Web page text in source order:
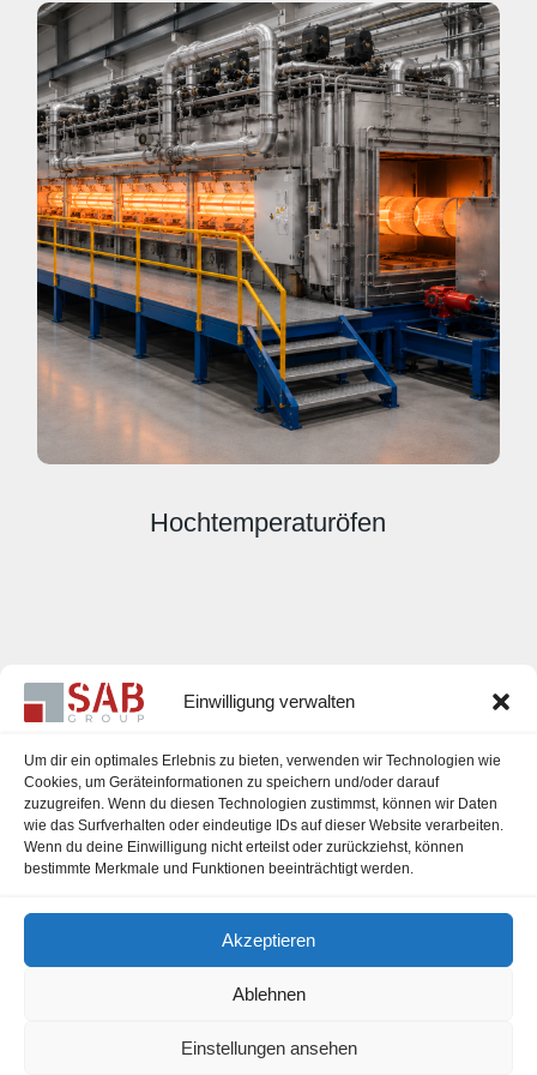
Einwilligung verwalten
Um dir ein optimales Erlebnis zu bieten, verwenden wir Technologien wie
Cookies, um Geräteinformationen zu speichern und/oder darauf
zuzugreifen. Wenn du diesen Technologien zustimmst, können wir Daten
wie das Surfverhalten oder eindeutige IDs auf dieser Website verarbeiten.
Wenn du deine Einwilligung nicht erteilst oder zurückziehst, können
bestimmte Merkmale und Funktionen beeinträchtigt werden.
Akzeptieren
Ablehnen
Einstellungen ansehen
Hochtemperaturöfen
Karriere
Impressum
Datenschutzerklärung
Cookie-Richtlinie (EU)
office@sab-group.com